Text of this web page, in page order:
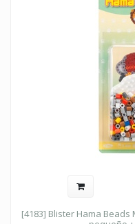
[4183] Blister Hama